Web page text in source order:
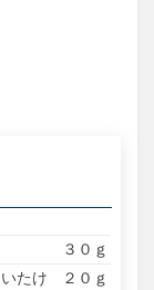
３０ｇ
たけ
２０ｇ